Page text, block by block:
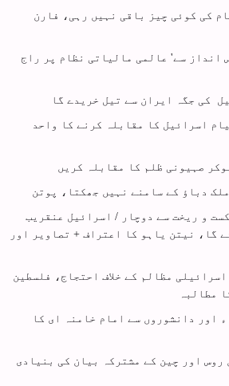
کی کوئی چیز باقی نہیں رہی، فارن
انداز سے' عالمی مالیاتی نظام پر راج
کی جگہ ایران سے تیل خریدے گا
اسرائیل کا مقابلہ کرنے کا واحد
صہیونی ظلم کا مقابلہ کریں
دباؤ کے سامنے نہیں جھکتا، پوتن
و ریخت سے دوچار / اسرائیل عنقریب
گا، نیتن یاہو کا اعتراف + تصاویر اور
مظالم کے خلاف احتجاج، فلسطین
مطالبہ
اور دانشوروں سے امام خامنہ ای کا
روس اور چین کے مشترکہ بیان کی بنیادی